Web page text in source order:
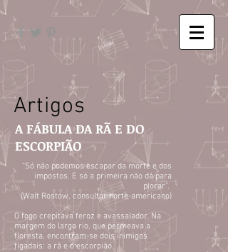
Artigos
A FÁBULA DA RÃ E DO
ESCORPIÃO
“Só não podemos escapar da morte e dos
impostos. E só a primeira não dá para
piorar”.
(Walt Rostow, consultor norte-americano)
O fogo crepitava feroz e avassalador. Na
margem do largo rio, que permeava a
floresta, encontram-se dois inimigos
figadais: a rã e o escorpião.